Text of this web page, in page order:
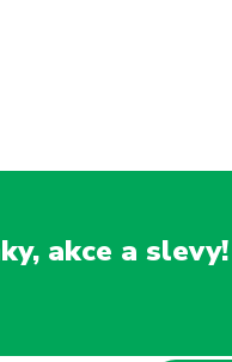
akce a slevy!